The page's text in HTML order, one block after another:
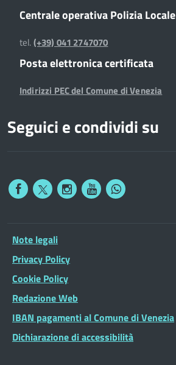
Centrale operativa Polizia Locale
tel.(+39) 041 2747070
Posta elettronica certificata
Indirizzi PEC del Comune di Venezia
Seguici e condividi su
Note legali
Privacy Policy
Cookie Policy
Redazione Web
IBAN pagamenti al Comune di Venezia
Dichiarazione di accessibilità